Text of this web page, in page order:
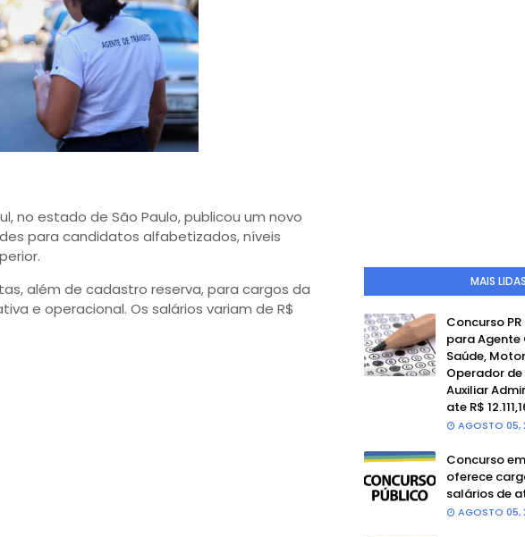
no estado de São Paulo, publicou um novo
para candidatos alfabetizados, níveis
além de cadastro reserva, para cargos da
e operacional. Os salários variam de R$
MAIS LIDAS
Concurso
para
Saúde,
Operador
Auxiliar
ate R$
AGOSTO 05,
Concurso
oferece
salários de
AGOSTO 05,